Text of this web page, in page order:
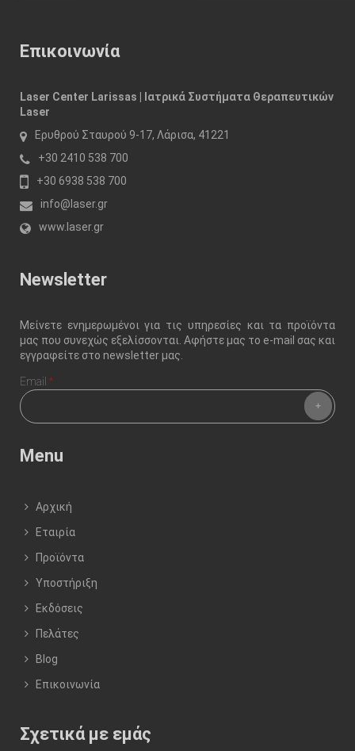
Επικοινωνία
Laser Center Larissas | Ιατρικά Συστήματα Θεραπευτικών
Laser
Ερυθρού Σταυρού 9-17, Λάρισα, 41221
+30 2410 538 700
+30 6938 538 700
info@laser.gr
www.laser.gr
Newsletter
Μείνετε ενημερωμένοι για τις υπηρεσίες και τα προϊόντα
μας που συνεχώς εξελίσσονται. Αφήστε μας το e-mail σας και
εγγραφείτε στο newsletter μας.
Email *
Menu
Αρχική
Εταιρία
Προϊόντα
Υποστήριξη
Εκδόσεις
Πελάτες
Blog
Επικοινωνία
Σχετικά με εμάς